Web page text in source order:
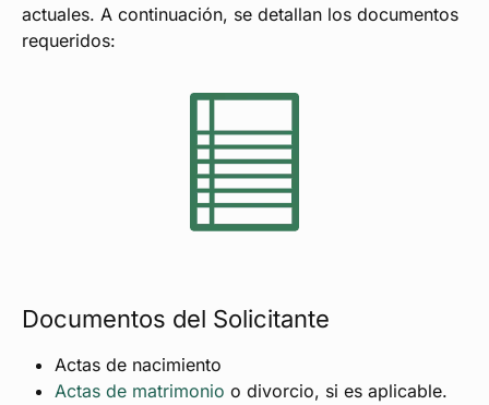
actuales. A continuación, se detallan los documentos
requeridos:
Documentos del Solicitante
Actas de nacimiento
Actas de matrimonio o divorcio, si es aplicable.